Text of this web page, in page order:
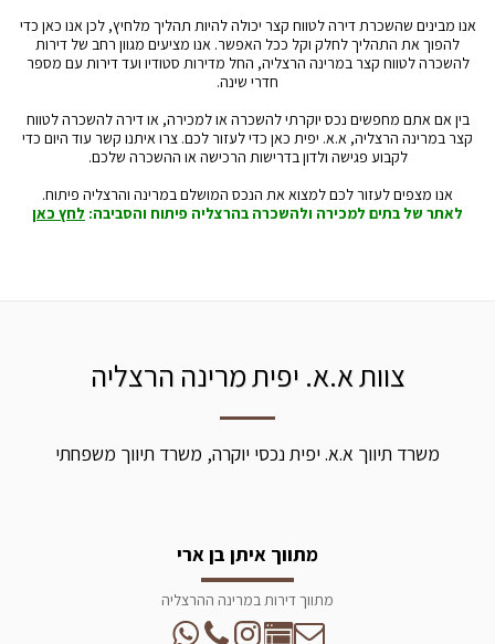
אנו מבינים שהשכרת דירה לטווח קצר יכולה להיות תהליך מלחיץ, לכן אנו כאן כדי
להפוך את התהליך לחלק וקל ככל האפשר. אנו מציעים מגוון רחב של דירות
להשכרה לטווח קצר במרינה הרצליה, החל מדירות סטודיו ועד דירות עם מספר
חדרי שינה.
בין אם אתם מחפשים נכס יוקרתי להשכרה או למכירה, או דירה להשכרה לטווח
קצר במרינה הרצליה, א.א. יפית כאן כדי לעזור לכם. צרו איתנו קשר עוד היום כדי
לקבוע פגישה ולדון בדרישות הרכישה או ההשכרה שלכם.
אנו מצפים לעזור לכם למצוא את הנכס המושלם במרינה והרצליה פיתוח.
לאתר של בתים למכירה ולהשכרה בהרצליה פיתוח והסביבה:לחץ כאן
צוות א.א. יפית מרינה הרצליה
משרד תיווך א.א. יפית נכסי יוקרה, משרד תיווך משפחתי
מתווך איתן בן ארי
מתווך דירות במרינה ההרצליה